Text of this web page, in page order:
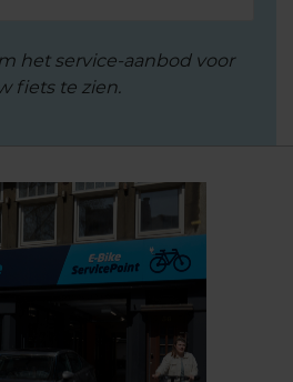
het service-aanbod voor
fiets te zien.